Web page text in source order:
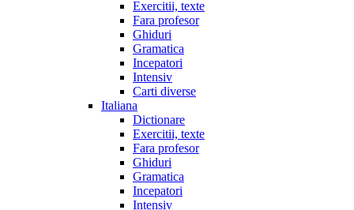
Exercitii, texte
Fara profesor
Ghiduri
Gramatica
Incepatori
Intensiv
Carti diverse
Italiana
Dictionare
Exercitii, texte
Fara profesor
Ghiduri
Gramatica
Incepatori
Intensiv